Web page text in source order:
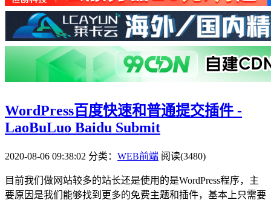
WordPress百度快速和普通提交插件 -
LaoBuLuo Baidu Submit
2020-08-06 09:38:02 分类： WEB前端 阅读(3480)
目前我们做网站较多的站长还是使用的是WordPress程序，主
要原因是我们能够找到更多的免费主题和插件，基本上只需要